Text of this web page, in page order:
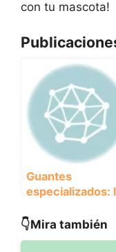
con tu mascota!
Guantes
especializados:
para disfrutar del
👇Mira también